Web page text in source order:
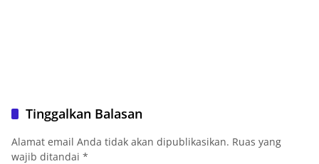
Tinggalkan Balasan
Alamat email Anda tidak akan dipublikasikan. Ruas yang
wajib ditandai *